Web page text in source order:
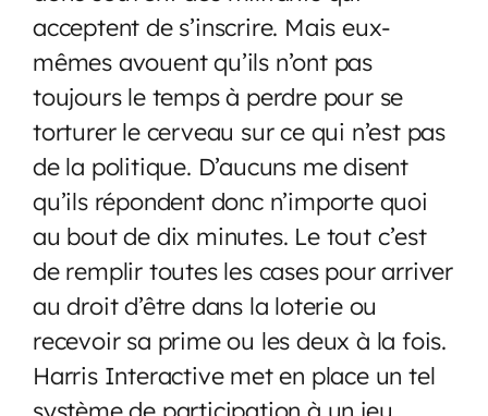
acceptent de s’inscrire. Mais eux-
mêmes avouent qu’ils n’ont pas
toujours le temps à perdre pour se
torturer le cerveau sur ce qui n’est pas
de la politique. D’aucuns me disent
qu’ils répondent donc n’importe quoi
au bout de dix minutes. Le tout c’est
de remplir toutes les cases pour arriver
au droit d’être dans la loterie ou
recevoir sa prime ou les deux à la fois.
Harris Interactive met en place un tel
système de participation à un jeu